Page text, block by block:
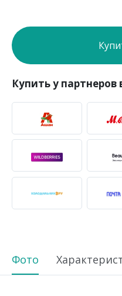
Купить у партнеров
Фото